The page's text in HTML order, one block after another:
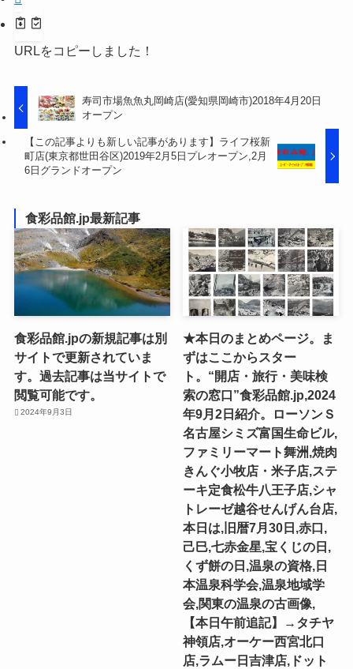
URLをコピーしました！
寿司市場魚魚丸岡崎店(愛知県岡崎市)2018年4月20日
オープン
【この記事よりも新しい記事があります】ライフ桜新
町店(東京都世田谷区)2019年2月5日プレオープン,2月
6日グランドオープン
食彩品館.jp最新記事
食彩品館.jpの新規記事は別
サイトで更新されていま
す。過去記事は当サイトで
閲覧可能です。
2024年9月3日
★本日のまとめページ。ま
ずはここからスター
ト。“開店・旅行・美味検
索の窓口”食彩品館.jp,2024
年9月2日紹介。ローソンＳ
名古屋シミズ富国生命ビル,
ファミリーマート舞洲,焼肉
きんぐ小牧店・米子店,ステ
ーキ定食松牛八王子店,シャ
トレーゼ越谷せんげん台店,
本日は,旧暦7月30日,赤口,
己巳,七赤金星,宝くじの日,
くず餅の日,温泉の資格,日
本温泉科学会,温泉地域学
会,関東の温泉の古画像,
【本日午前追記】→タチヤ
神領店,オーケー西宮北口
店,ラムー日吉津店,ドット